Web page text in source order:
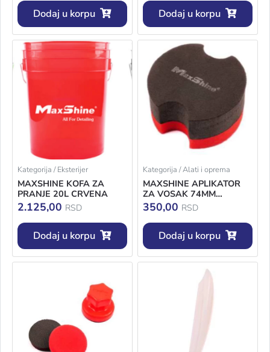
Dodaj u korpu Dodaj u korpu
Kategorija / Eksterijer
MAXSHINE KOFA ZA
PRANJE 20L CRVENA
2.125,00 RSD
Dodaj u korpu
Kategorija / Alati i oprema
MAXSHINE APLIKATOR
ZA VOSAK 74MM
9011002
350,00 RSD
Dodaj u korpu